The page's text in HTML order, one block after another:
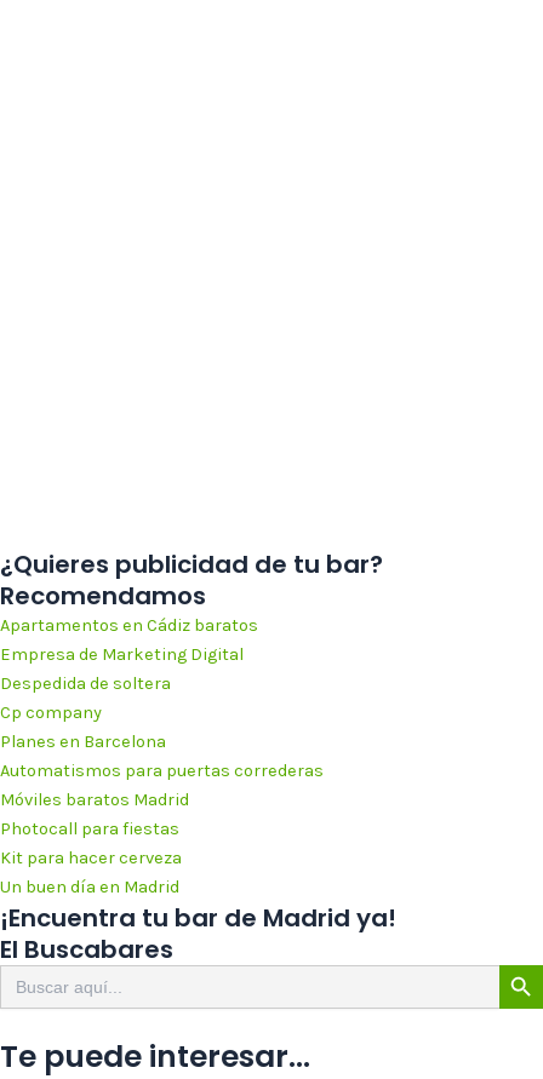
¿Quieres publicidad de tu bar?
Recomendamos
Apartamentos en Cádiz baratos
Empresa de Marketing Digital
Despedida de soltera
Cp company
Planes en Barcelona
Automatismos para puertas correderas
Móviles baratos Madrid
Photocall para fiestas
Kit para hacer cerveza
Un buen día en Madrid
¡Encuentra tu bar de Madrid ya!
El Buscabares
Buscar: Botón de
Te puede interesar...